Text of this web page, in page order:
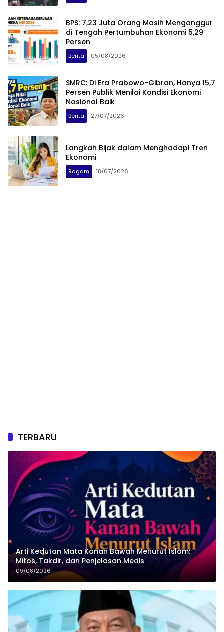
BPS: 7,23 Juta Orang Masih Menganggur
di Tengah Pertumbuhan Ekonomi 5,29
Persen
Berita 05/08/2026
SMRC: Di Era Prabowo-Gibran, Hanya 15,7
Persen Publik Menilai Kondisi Ekonomi
Nasional Baik
Berita 27/07/2026
Langkah Bijak dalam Menghadapi Tren
Ekonomi
Ragam 18/07/2026
TERBARU
Arti Kedutan Mata Kanan Bawah Menurut Islam:
Mitos, Takdir, dan Penjelasan Medis
09/08/2026